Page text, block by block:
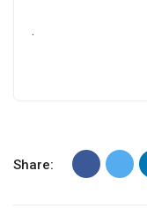
.
Share: